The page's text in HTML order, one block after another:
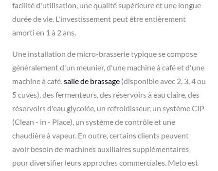
facilité d'utilisation, une qualité supérieure et une longue
durée de vie. L'investissement peut être entièrement
amorti en 1 à 2 ans.
Une installation de micro-brasserie typique se compose
généralement d'un meunier, d'une machine à café et d'une
machine à café.salle de brassage (disponible avec 2, 3, 4 ou
5 cuves), des fermenteurs, des réservoirs à eau claire, des
réservoirs d'eau glycolée, un refroidisseur, un système CIP
(Clean - in - Place), un système de contrôle et une
chaudière à vapeur. En outre, certains clients peuvent
avoir besoin de machines auxiliaires supplémentaires
pour diversifier leurs approches commerciales. Meto est